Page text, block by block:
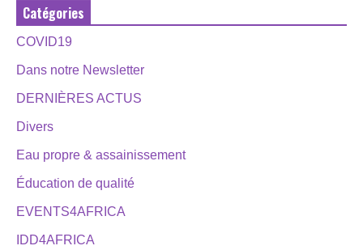
Catégories
COVID19
Dans notre Newsletter
DERNIÈRES ACTUS
Divers
Eau propre & assainissement
Éducation de qualité
EVENTS4AFRICA
IDD4AFRICA